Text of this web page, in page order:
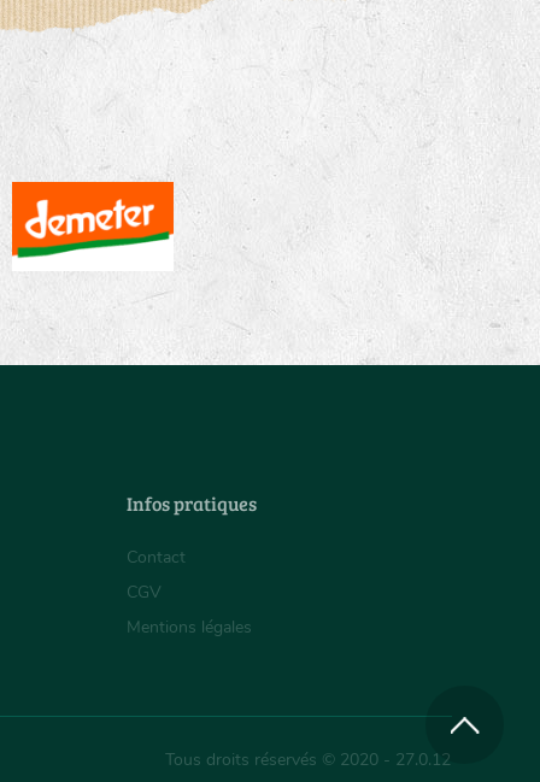
Infos pratiques
Contact
CGV
Mentions légales
Tous droits réservés © 2020 - 27.0.12